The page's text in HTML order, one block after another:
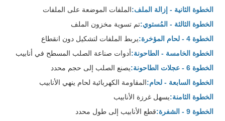
الخطوة الثانية - إزالة الملف:الملفات الموضعة على الملفات
الخطوة الثالثة - المُستوي:تم تسوية مخزون الملف
الخطوة 4 - لحام المؤخرة:
يربط الملفات لتشكيل دون انقطاع
الخطوة الخامسة - الطاحونة:أدوات صناعة الصلب المسطح في أنابيب
الخطوة 6 - عجلات الطاحونة:
يصنع الصلب إلى حجم محدد
الخطوة السابعة - لحام:المقاومة الكهربائية لحام ينهي الأنابيب
الخطوة الثامنة:يسهل غرزة الأنابيب
الخطوة 9 - الشفرة:
قطع الأنابيب إلى طول محدد